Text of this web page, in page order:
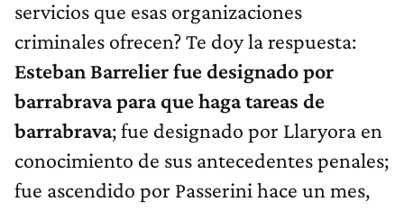
criminales ofrecen? Te doy la respuesta:
Esteban Barrelier fue designado por
barrabrava para que haga tareas de
barrabrava; fue designado por Llaryora en
conocimiento de sus antecedentes penales;
fue ascendido por Passerini hace un mes,
sin ningún tipo de carrera administrativa